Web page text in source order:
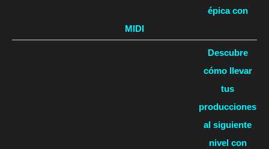
épica con
MIDI
Descubre
cómo llevar
tus
producciones
al siguiente
nivel con